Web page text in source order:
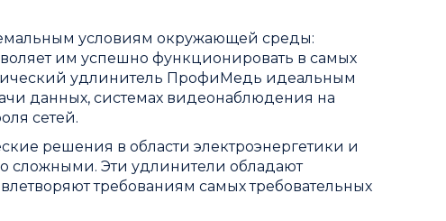
условиям окружающей среды:
им успешно функционировать в самых
удлинитель ПрофиМедь идеальным
данных, системах видеонаблюдения на
сетей.
решения в области электроэнергетики и
сложными. Эти удлинители обладают
требованиям самых требовательных